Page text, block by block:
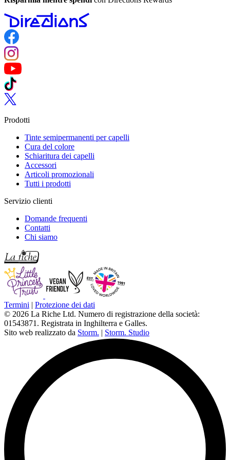
Follow us on Facebook
Follow us on Instagram
Follow us on YouTube
Follow us on TikTok
Follow us on Twitter
Prodotti
Tinte semipermanenti per capelli
Cura del colore
Schiaritura dei capelli
Accessori
Articoli promozionali
Tutti i prodotti
Servizio clienti
Domande frequenti
Contatti
Chi siamo
Termini | Protezione dei dati
© 2026 La Riche Ltd. Numero di registrazione della società:
01543871. Registrata in Inghilterra e Galles.
Sito web realizzato da Storm. | Storm. Studio